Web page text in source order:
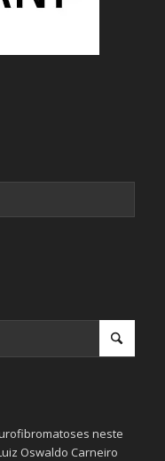
neste
Oswaldo Carneiro